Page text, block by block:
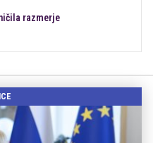
razmerje